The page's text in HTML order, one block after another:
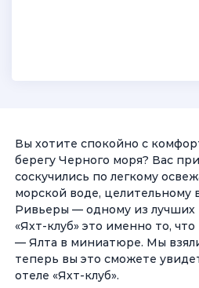
Вы хотите спокойно с
берегу Черного моря? Вас
соскучились по легкому
морской воде, целительному
Ривьеры — одному из
«Яхт-клуб» это именно то,
— Ялта в миниатюре. Мы
теперь вы это сможете
отеле «Яхт-клуб».